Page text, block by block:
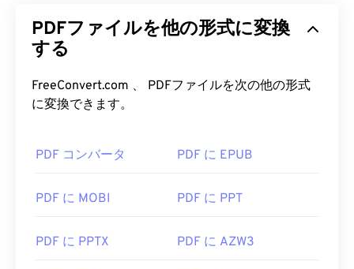
かMuPDFを
強くお勧めします。どちらも無料で
す。
初回リリース:1993年6月15日
https://en.wikipedia.org/wiki/
adobe/about-adobe-pdf.html
PDFファイルを他の形式に変換
する
FreeConvert.com 、 PDFファイルを次の他の形式
に変換できます。
PDF コンバータ PDF に EPUB
PDF に MOBI PDF に PPT
PDF に PPTX PDF に AZW3